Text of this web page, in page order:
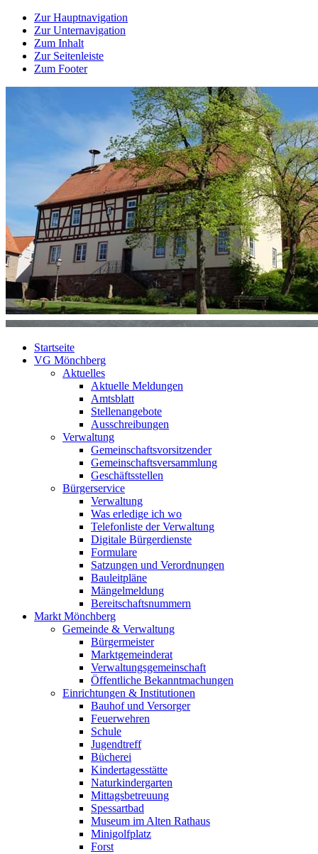
Zur Hauptnavigation
Zur Unternavigation
Zum Inhalt
Zur Seitenleiste
Zum Footer
Startseite
VG Mönchberg
Aktuelles
Aktuelle Meldungen
Amtsblatt
Stellenangebote
Ausschreibungen
Verwaltung
Gemeinschaftsvorsitzender
Gemeinschaftsversammlung
Geschäftsstellen
Bürgerservice
Verwaltung
Was erledige ich wo
Telefonliste der Verwaltung
Digitale Bürgerdienste
Formulare
Satzungen und Verordnungen
Bauleitpläne
Mängelmeldung
Bereitschaftsnummern
Markt Mönchberg
Gemeinde & Verwaltung
Bürgermeister
Marktgemeinderat
Verwaltungsgemeinschaft
Öffentliche Bekanntmachungen
Einrichtungen & Institutionen
Bauhof und Versorger
Feuerwehren
Schule
Jugendtreff
Bücherei
Kindertagesstätte
Naturkindergarten
Mittagsbetreuung
Spessartbad
Museum im Alten Rathaus
Minigolfplatz
Forst